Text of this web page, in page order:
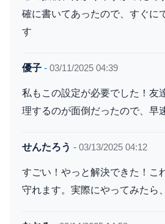
確に書いてあったので、すぐに
す
優子 - 03/11/2025 04:39
私もこの設定が必要でした！友
理するのが面倒だったので、早
せんたろう - 03/13/2025 04:12
すごい！やっと解決できた！こ
守れます。実際にやってみたら